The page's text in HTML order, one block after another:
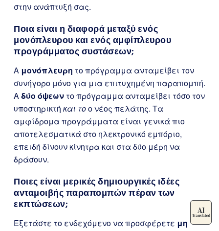
στην ανάπτυξή σας.
Ποια είναι η διαφορά μεταξύ ενός
μονόπλευρου και ενός αμφίπλευρου
προγράμματος συστάσεων;
A μονόπλευρη το πρόγραμμα ανταμείβει τον
συνήγορο μόνο για μια επιτυχημένη παραπομπή.
Aδύο όψεων το πρόγραμμα ανταμείβει τόσο τον
υποστηρικτή και τοο νέος πελάτης. Τα
αμφίδρομα προγράμματα είναι γενικά πιο
αποτελεσματικά στο ηλεκτρονικό εμπόριο,
επειδή δίνουν κίνητρα και στα δύο μέρη να
δράσουν.
Ποιες είναι μερικές δημιουργικές ιδέες
ανταμοιβής παραπομπών πέραν των
εκπτώσεων;
Εξετάστε το ενδεχόμενο να προσφέρετε μη